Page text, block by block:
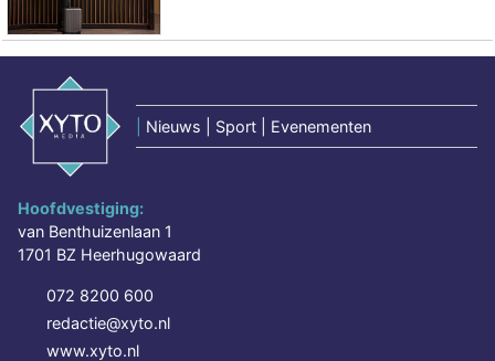
Nieuws | Sport | Evenementen
Hoofdvestiging:
van Benthuizenlaan 1
1701 BZ Heerhugowaard
072 8200 600
redactie@xyto.nl
www.xyto.nl